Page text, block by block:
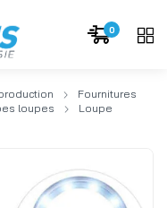
0
Fournitures
loupes
Loupe